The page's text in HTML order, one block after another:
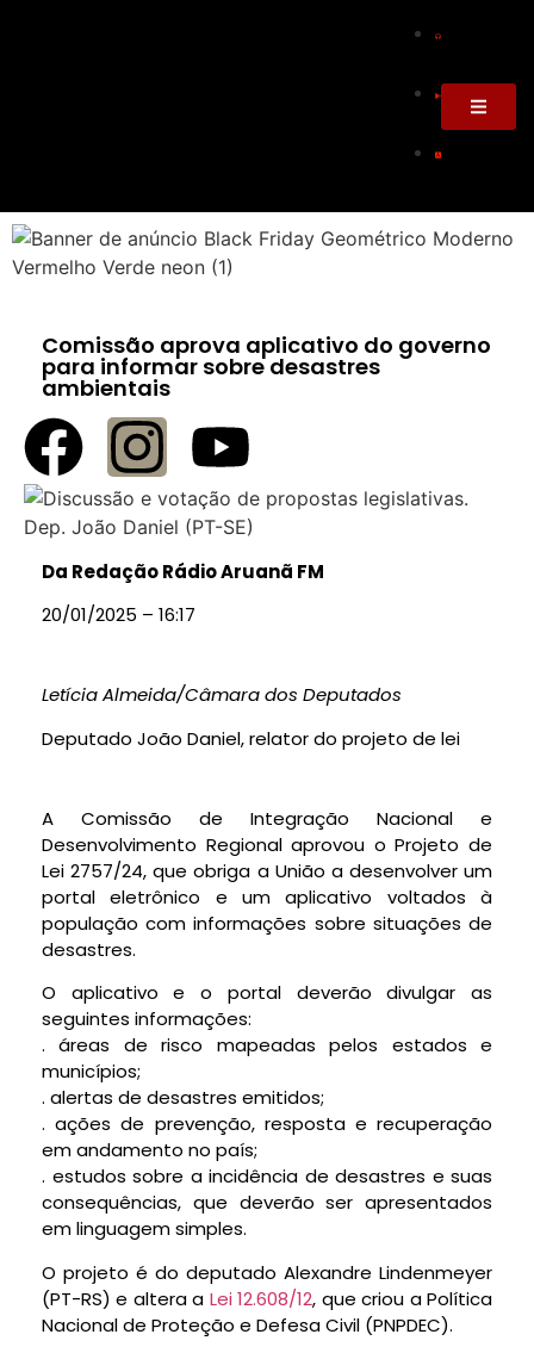
Comissão aprova aplicativo do governo
para informar sobre desastres
ambientais
Da Redação Rádio Aruanã FM
20/01/2025 – 16:17
Letícia Almeida/Câmara dos Deputados
Deputado João Daniel, relator do projeto de lei
A Comissão de Integração Nacional e
Desenvolvimento Regional aprovou o Projeto de
Lei 2757/24, que obriga a União a desenvolver um
portal eletrônico e um aplicativo voltados à
população com informações sobre situações de
desastres.
O aplicativo e o portal deverão divulgar as
seguintes informações:
. áreas de risco mapeadas pelos estados e
municípios;
. alertas de desastres emitidos;
. ações de prevenção, resposta e recuperação
em andamento no país;
. estudos sobre a incidência de desastres e suas
consequências, que deverão ser apresentados
em linguagem simples.
O projeto é do deputado Alexandre Lindenmeyer
(PT-RS) e altera a Lei 12.608/12, que criou a Política
Nacional de Proteção e Defesa Civil (PNPDEC).